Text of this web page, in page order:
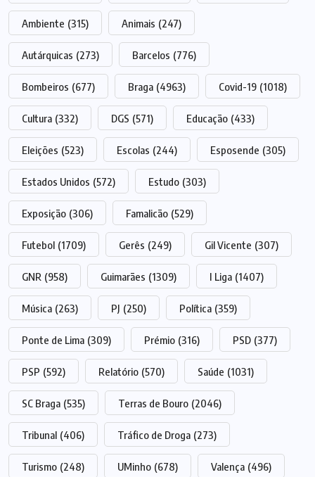
Ambiente (315) Animais (247)
Autárquicas (273) Barcelos (776)
Bombeiros (677) Braga (4963) Covid-19 (1018)
Cultura (332) DGS (571) Educação (433)
Eleições (523) Escolas (244) Esposende (305)
Estados Unidos (572) Estudo (303)
Exposição (306) Famalicão (529)
Futebol (1709) Gerês (249) Gil Vicente (307)
GNR (958) Guimarães (1309) I Liga (1407)
Música (263) PJ (250) Política (359)
Ponte de Lima (309) Prémio (316) PSD (377)
PSP (592) Relatório (570) Saúde (1031)
SC Braga (535) Terras de Bouro (2046)
Tribunal (406) Tráfico de Droga (273)
Turismo (248) UMinho (678) Valença (496)